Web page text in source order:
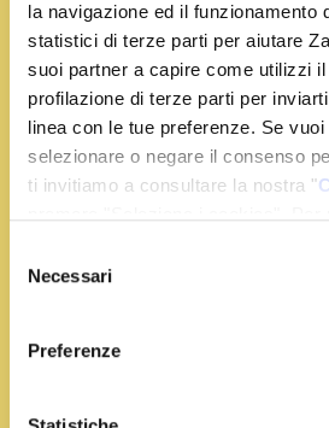
la navigazione ed il funzionamento
statistici di terze parti per aiutare
suoi partner a capire come utilizzi
profilazione di terze parti per
linea con le tue preferenze. Se
selezionare o negare il consenso
ti invitiamo a consultare la nostra "
delNecessari
Preferenze
Ingredienti
80 g. di mascarpone
80 g. di gorgonzola dolce
1 piccola pera
fette di pane toscano